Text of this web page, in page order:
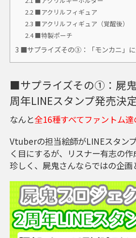
2.2 ■アクリルフィギュア
2.3 ■アクリルフィギュア（覚醒後）
2.4■特製ポーチ
3 ■サプライズその③：「モンカニ」に
■サプライズその①：屍
周年LINEスタンプ発売決
なんと全16種すべてファントム
Vtuberの担当絵師がLINEスタン
く目にするが、リスナー有志の
珍しく、屍鬼さんならではの企画